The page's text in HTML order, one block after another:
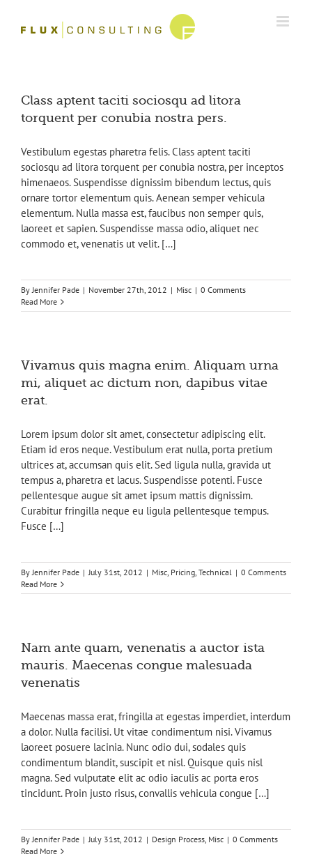
content
Class aptent taciti sociosqu ad litora
torquent per conubia nostra pers.
Vestibulum egestas pharetra felis. Class aptent taciti
sociosqu ad litora torquent per conubia nostra, per inceptos
himenaeos. Suspendisse dignissim bibendum lectus, quis
ornare tortor elementum quis. Aenean semper vehicula
elementum. Nulla massa est, faucibus non semper quis,
laoreet et sapien. Suspendisse massa odio, aliquet nec
commodo et, venenatis ut velit. […]
ByJennifer Pade | November 27th, 2012 | Misc | 0 Comments
Read More
Vivamus quis magna enim. Aliquam urna
mi, aliquet ac dictum non, dapibus vitae
erat.
Lorem ipsum dolor sit amet, consectetur adipiscing elit.
Etiam id eros neque. Vestibulum erat nulla, porta pretium
ultrices at, accumsan quis elit. Sed ligula nulla, gravida ut
tempus a, pharetra et lacus. Suspendisse potenti. Fusce
pellentesque augue sit amet ipsum mattis dignissim.
Curabitur fringilla neque eu ligula pellentesque tempus.
Fusce […]
ByJennifer Pade | July 31st, 2012 | Misc, Pricing, Technical | 0 Comments
Read More
Nam ante quam, venenatis a auctor ista
mauris. Maecenas congue malesuada
venenatis
Maecenas massa erat, fringilla at egestas imperdiet, interdum
a dolor. Nulla facilisi. Ut vitae condimentum nisi. Vivamus
laoreet posuere lacinia. Nunc odio dui, sodales quis
condimentum blandit, suscipit et nisl. Quisque quis nisl
magna. Sed vulputate elit ac odio iaculis ac porta eros
tincidunt. Proin justo risus, convallis vehicula congue […]
ByJennifer Pade | July 31st, 2012 | Design Process, Misc | 0 Comments
Read More